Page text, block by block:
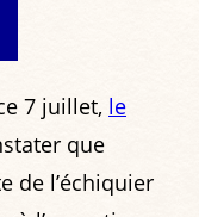
7 juillet, le
que
de l’échiquier